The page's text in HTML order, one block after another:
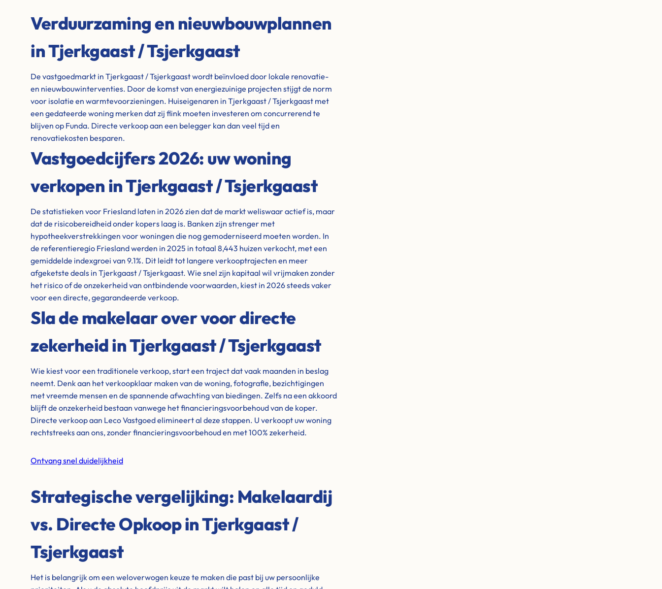
Verduurzaming en nieuwbouwplannen
in Tjerkgaast / Tsjerkgaast
De vastgoedmarkt in Tjerkgaast / Tsjerkgaast wordt beïnvloed door lokale renovatie-
en nieuwbouwinterventies. Door de komst van energiezuinige projecten stijgt de norm
voor isolatie en warmtevoorzieningen. Huiseigenaren in Tjerkgaast / Tsjerkgaast met
een gedateerde woning merken dat zij flink moeten investeren om concurrerend te
blijven op Funda. Directe verkoop aan een belegger kan dan veel tijd en
renovatiekosten besparen.
Vastgoedcijfers 2026: uw woning
verkopen in Tjerkgaast / Tsjerkgaast
De statistieken voor Friesland laten in 2026 zien dat de markt weliswaar actief is, maar
dat de risicobereidheid onder kopers laag is. Banken zijn strenger met
hypotheekverstrekkingen voor woningen die nog gemoderniseerd moeten worden. In
de referentieregio Friesland werden in 2025 in totaal 8,443 huizen verkocht, met een
gemiddelde indexgroei van 9.1%. Dit leidt tot langere verkooptrajecten en meer
afgeketste deals in Tjerkgaast / Tsjerkgaast. Wie snel zijn kapitaal wil vrijmaken zonder
het risico of de onzekerheid van ontbindende voorwaarden, kiest in 2026 steeds vaker
voor een directe, gegarandeerde verkoop.
Sla de makelaar over voor directe
zekerheid in Tjerkgaast / Tsjerkgaast
Wie kiest voor een traditionele verkoop, start een traject dat vaak maanden in beslag
neemt. Denk aan het verkoopklaar maken van de woning, fotografie, bezichtigingen
met vreemde mensen en de spannende afwachting van biedingen. Zelfs na een akkoord
blijft de onzekerheid bestaan vanwege het financieringsvoorbehoud van de koper.
Directe verkoop aan Leco Vastgoed elimineert al deze stappen. U verkoopt uw woning
rechtstreeks aan ons, zonder financieringsvoorbehoud en met 100% zekerheid.
Ontvang snel duidelijkheid
Strategische vergelijking: Makelaardij
vs. Directe Opkoop in Tjerkgaast /
Tsjerkgaast
Het is belangrijk om een weloverwogen keuze te maken die past bij uw persoonlijke